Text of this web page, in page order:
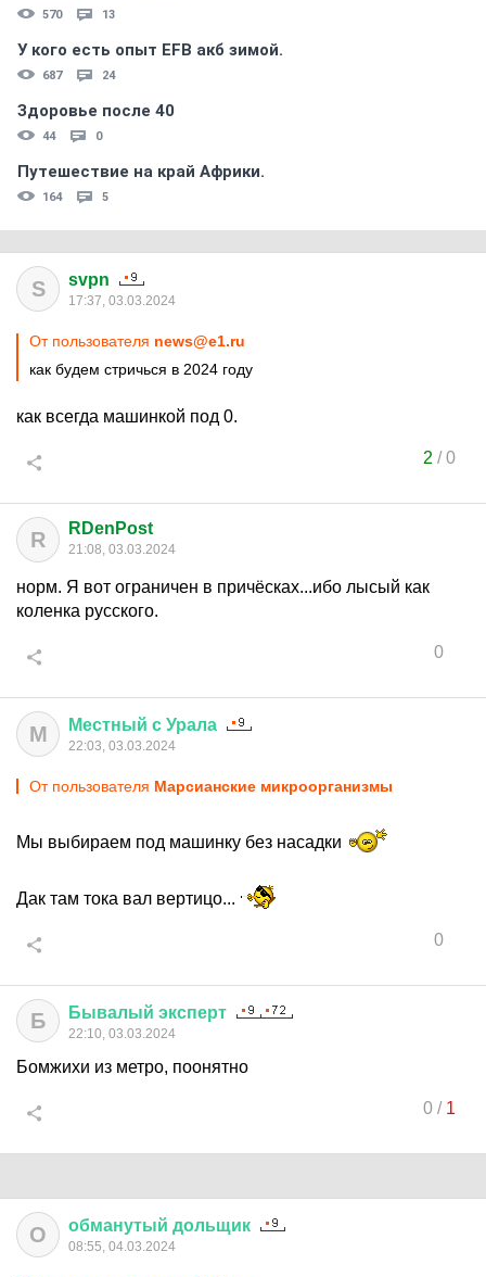
570 13
У кого есть опыт EFB акб зимой.
687 24
Здоровье после 40
44 0
Путешествие на край Африки.
164 5
S svpn
17:37, 03.03.2024
От пользователя news@e1.ru
как будем стричься в 2024 году
как всегда машинкой под 0.
2 /0
R RDenPost
21:08, 03.03.2024
норм. Я вот ограничен в причёсках...ибо лысый как
коленка русского.
0
М Местный с Урала
22:03, 03.03.2024
От пользователя Марсианские микроорганизмы
Мы выбираем под машинку без насадки
Дак там тока вал вертицо...
0
Б Бывалый эксперт
22:10, 03.03.2024
Бомжихи из метро, поонятно
0/ 1
О обманутый дольщик
08:55, 04.03.2024